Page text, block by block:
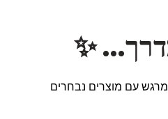
✨
עם מוצרים נבחרים